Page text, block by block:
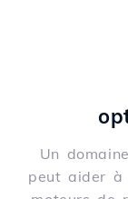
Un
peut aider à